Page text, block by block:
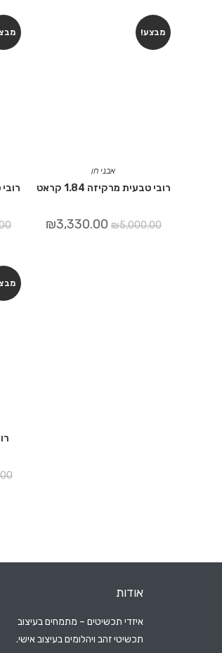
רובי
מבצע!
אבני חן
רובי טבעית מרקיזה 1.84 קראט
₪5,000.00
₪3,330.00
אודות
איזדי תכשיטים – מתמחים בעיצוב
תכשיטי זהב ויהלומים בעיצוב אישי.